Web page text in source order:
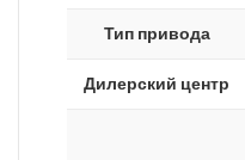
Тип привода
Дилерский центр